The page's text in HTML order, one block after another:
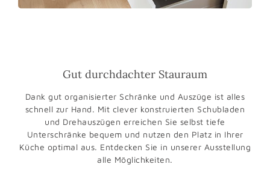
Gut durchdachter Stauraum
Dank gut organisierter Schränke und Auszüge ist alles
schnell zur Hand. Mit clever konstruierten Schubladen
und Dreh­auszügen erreichen Sie selbst tiefe
Unterschränke bequem und nutzen den Platz in Ihrer
Küche optimal aus. Entdecken Sie in unserer Ausstellung
alle Möglichkeiten.